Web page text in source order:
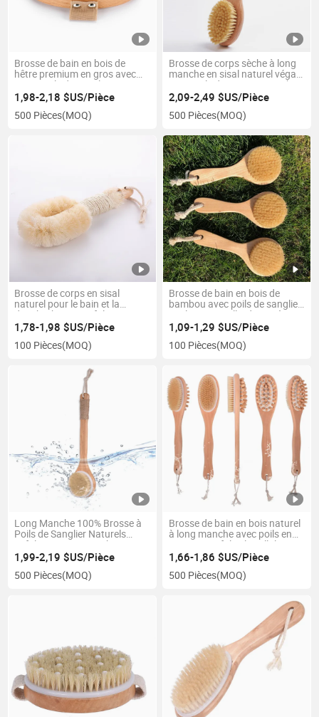
Brosse de bain en bois de
hêtre premium en gros avec
100% poils de sanglier vegan
en sisal naturel pour la cellulite
1,98-2,18 $US/Pièce
500 Pièces(MOQ)
Brosse de corps sèche à long
manche en sisal naturel végan
avec poils de cactus, manche
en bois de hêtre et bambou,
brosse de bain en sisal
2,09-2,49 $US/Pièce
500 Pièces(MOQ)
Brosse de corps en sisal
naturel pour le bain et la
douche, brosse exfoliante pour
peau sèche japonaise
1,78-1,98 $US/Pièce
100 Pièces(MOQ)
Brosse de bain en bois de
bambou avec poils de sanglier,
couleur naturelle, douce, à
long manche
1,09-1,29 $US/Pièce
100 Pièces(MOQ)
Long Manche 100% Brosse à
Poils de Sanglier Naturels
Exfoliante pour Douche Brosse
de Bain Corps Brosse de
Séchage pour Massager de
Cellulite
1,99-2,19 $US/Pièce
500 Pièces(MOQ)
Brosse de bain en bois naturel
à long manche avec poils en
crin pour exfolier la cellulite,
idéale pour le gommage du
corps, peau sèche, brosse
double pour un usage humide
1,66-1,86 $US/Pièce
500 Pièces(MOQ)